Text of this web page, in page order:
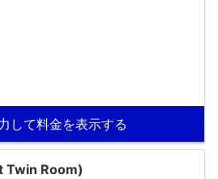
して料金を表示する
Twin Room)